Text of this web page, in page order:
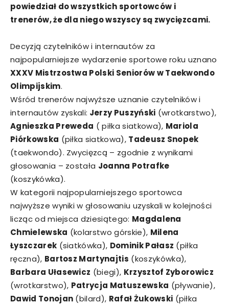
powiedział do wszystkich sportowców i
trenerów, że dla niego wszyscy są zwycięzcami.
Decyzją czytelników i internautów za
najpopularniejsze wydarzenie sportowe roku uznano
XXXV Mistrzostwa Polski Seniorów w Taekwondo
Olimpijskim.
Wśród trenerów najwyższe uznanie czytelników i
internautów zyskali: Jerzy Puszyński (wrotkarstwo),
Agnieszka Preweda ( piłka siatkowa), Mariola
Piórkowska (piłka siatkowa), Tadeusz Snopek
(taekwondo). Zwycięzcą – zgodnie z wynikami
głosowania – została Joanna Potrafke
(koszykówka).
W kategorii najpopularniejszego sportowca
najwyższe wyniki w głosowaniu uzyskali w kolejności
licząc od miejsca dziesiątego: Magdalena
Chmielewska (kolarstwo górskie), Milena
Łyszczarek (siatkówka), Dominik Pałasz (piłka
ręczna), Bartosz Martynajtis (koszykówka),
Barbara Ułasewicz (biegi), Krzysztof Zyborowicz
(wrotkarstwo), Patrycja Matuszewska (pływanie),
Dawid Tonojan (bilard), Rafał Żukowski (piłka